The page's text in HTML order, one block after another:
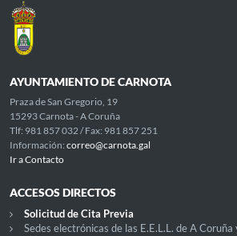
AYUNTAMIENTO DE CARNOTA
Praza de San Gregorio, 19
15293 Carnota - A Coruña
Tlf: 981 857 032 / Fax: 981 857 251
Información: correo@carnota.gal
Ir a Contacto
ACCESOS DIRECTOS
Solicitud de Cita Previa
Sedes electrónicas de las E.E.L.L. de A